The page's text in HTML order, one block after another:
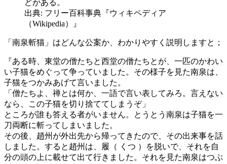
どがある。
出典: フリー百科事典『ウィキペディア
（Wikipedia）』
「南泉斬猫」はどんな公案か、わかりやすく説明しますと；
『ある時、東堂の僧たちと西堂の僧たちとが、一匹のかわい
い子猫をめぐって争っていました。その様子を見た南泉は、
子猫をつかみあげて言いました。
「僧たちよ、禅とは何か、一語で言い表してみろ。言えない
なら、この子猫を切り捨ててしまうぞ」
ところが誰も答える者がいません。とうとう南泉は子猫を一
刀両断に斬ってしまいました。
その後、趙州が外出先から帰ってきたので、その出来事を話
しました。すると趙州は、履（ くつ ）を脱いで、それを自
分の頭の上に載せて出て行きました。それを見た南泉はつぶ